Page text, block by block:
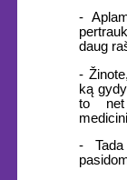
-
daug
-
ką
to net
-